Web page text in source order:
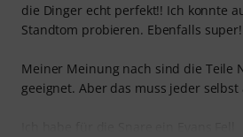
die Dinger echt perfekt!! Ich konnte
Standtom probieren. Ebenfalls super!
Meiner Meinung nach sind die Teile
geeignet. Aber das muss jeder